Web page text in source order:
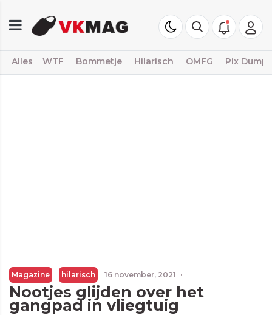
Alles WTF Bommetje Hilarisch OMFG Pix Dump
Magazine hilarisch 16 november, 2021 ·
Nootjes glijden over het
gangpad in vliegtuig